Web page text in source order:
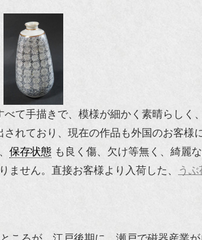
べて手描きで、模様が細かく素晴らしく
されており、現在の作品も外国のお客様
保存状態 も良く傷、欠け等無く、綺麗
ません。直接お客様より入荷した、
うぶ